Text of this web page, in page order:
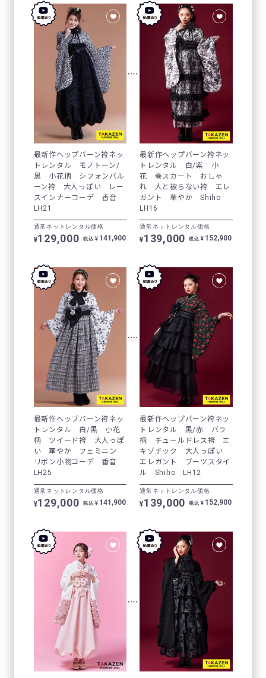
最新作ヘップバーン袴ネッ
トレンタル モノトーン/
黒 小花柄 シフォンバル
ーン袴 大人っぽい レー
スインナーコーデ 香音
LH21
通常ネットレンタル価格
¥129,000 税込 ¥ 141,900
最新作ヘップバーン袴ネッ
トレンタル 白/紫 小
花 巻スカート おしゃ
れ 人と被らない袴 エレ
ガント 華やか Shiho
LH16
通常ネットレンタル価格
¥139,000 税込 ¥ 152,900
最新作ヘップバーン袴ネッ
トレンタル 白/黒 小花
柄 ツイード袴 大人っぽ
い 華やか フェミニン
リボン小物コーデ 香音
LH25
通常ネットレンタル価格
¥129,000 税込 ¥ 141,900
最新作ヘップバーン袴ネッ
トレンタル 黒/赤 バラ
柄 チュールドレス袴 エ
キゾチック 大人っぽい
エレガント ブーツスタイ
ル Shiho LH12
通常ネットレンタル価格
¥139,000 税込 ¥ 152,900